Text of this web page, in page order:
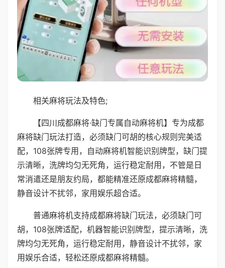
相关麻将玩法及特色;
【四川成都麻将·缺门专属自动麻将机】专为成都
麻将缺门玩法打造，必须缺门可胡的核心规则完美适
配，108张牌专用，自动麻将机智能识别牌型，缺门提
示清晰，洗牌均匀无死角，运行稳定耐用，不管是日
常消遣还是朋友约局，都能精准还原成都麻将精髓，
静音设计不扰邻，家用娱乐超合适。
普通麻将机支持成都麻将缺门玩法，必须缺门可
胡，108张牌适配，机器智能识别牌型，提示清晰，洗
牌均匀无死角，运行稳定耐用，静音设计不扰邻，家
用娱乐合适，轻松还原成都麻将精髓。